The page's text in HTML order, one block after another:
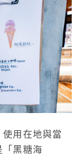
用在地與當
「黑糖海